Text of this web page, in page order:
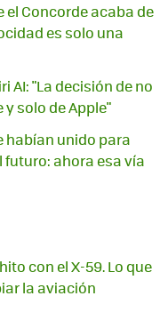
el Concorde acaba de
es solo una
AI: "La decisión de no
y solo de Apple"
habían unido para
futuro: ahora esa vía
con el X-59. Lo que
la aviación